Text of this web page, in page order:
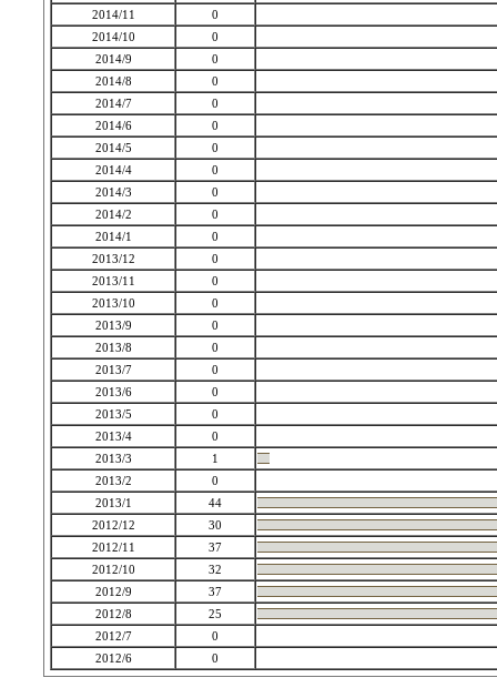
2014/11
0
2014/10
0
2014/9
0
2014/8
0
2014/7
0
2014/6
0
2014/5
0
2014/4
0
2014/3
0
2014/2
0
2014/1
0
2013/12
0
2013/11
0
2013/10
0
2013/9
0
2013/8
0
2013/7
0
2013/6
0
2013/5
0
2013/4
0
2013/3
1
2013/2
0
2013/1
44
2012/12
30
2012/11
37
2012/10
32
2012/9
37
2012/8
25
2012/7
0
2012/6
0